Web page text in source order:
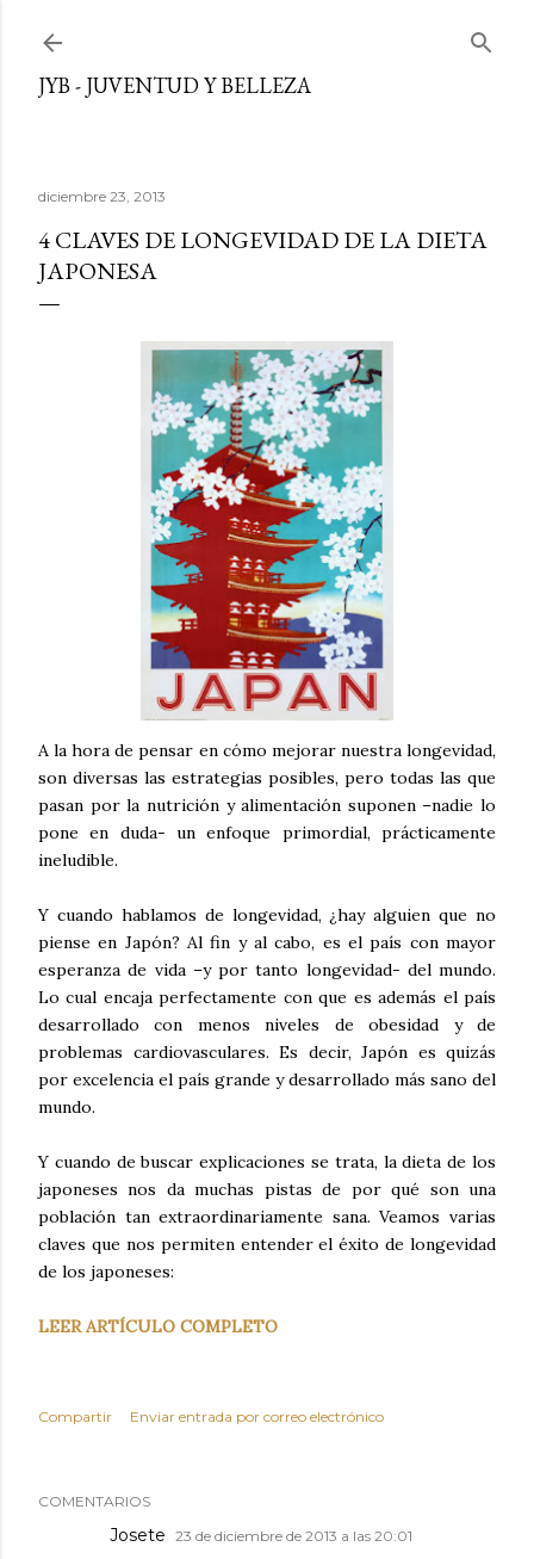
JYB - JUVENTUD Y BELLEZA
diciembre 23, 2013
4 CLAVES DE LONGEVIDAD DE LA DIETA
JAPONESA
A la hora de pensar en cómo mejorar nuestra longevidad,
son diversas las estrategias posibles, pero todas las que
pasan por la nutrición y alimentación suponen –nadie lo
pone en duda- un enfoque primordial, prácticamente
ineludible.
Y cuando hablamos de longevidad, ¿hay alguien que no
piense en Japón? Al fin y al cabo, es el país con mayor
esperanza de vida –y por tanto longevidad- del mundo.
Lo cual encaja perfectamente con que es además el país
desarrollado con menos niveles de obesidad y de
problemas cardiovasculares. Es decir, Japón es quizás
por excelencia el país grande y desarrollado más sano del
mundo.
Y cuando de buscar explicaciones se trata, la dieta de los
japoneses nos da muchas pistas de por qué son una
población tan extraordinariamente sana. Veamos varias
claves que nos permiten entender el éxito de longevidad
de los japoneses:
LEER ARTÍCULO COMPLETO
Compartir Enviar entrada por correo electrónico
COMENTARIOS
Josete 23 de diciembre de 2013 a las 20:01